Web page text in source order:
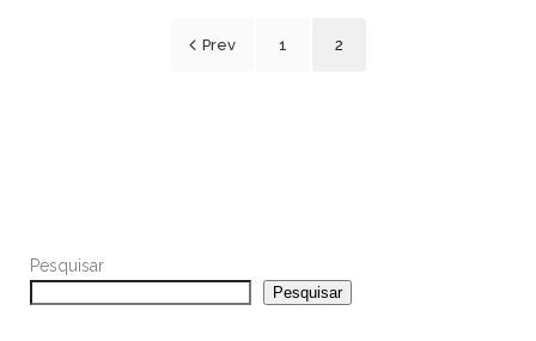
Prev 1 2
Pesquisar
Pesquisar